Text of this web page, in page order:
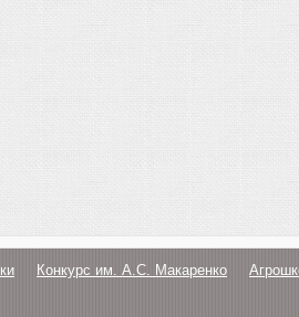
Конкурс им. А.С. Макаренко